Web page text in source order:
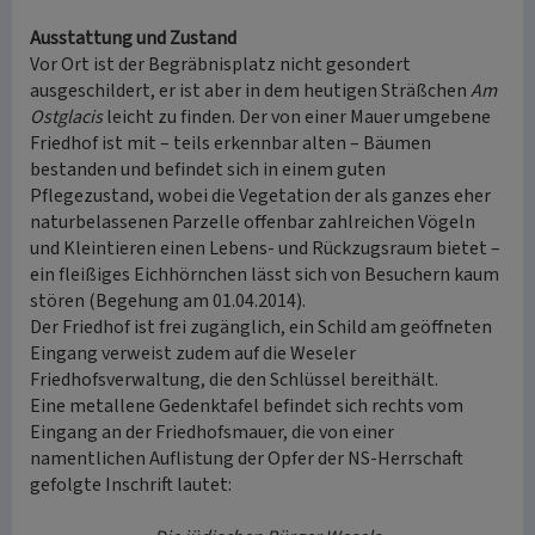
Ausstattung und Zustand
Vor Ort ist der Begräbnisplatz nicht gesondert
ausgeschildert, er ist aber in dem heutigen SträßchenAm
Ostglacisleicht zu finden. Der von einer Mauer umgebene
Friedhof ist mit – teils erkennbar alten – Bäumen
bestanden und befindet sich in einem guten
Pflegezustand, wobei die Vegetation der als ganzes eher
naturbelassenen Parzelle offenbar zahlreichen Vögeln
und Kleintieren einen Lebens- und Rückzugsraum bietet –
ein fleißiges Eichhörnchen lässt sich von Besuchern kaum
stören (Begehung am 01.04.2014).
Der Friedhof ist frei zugänglich, ein Schild am geöffneten
Eingang verweist zudem auf die Weseler
Friedhofsverwaltung, die den Schlüssel bereithält.
Eine metallene Gedenktafel befindet sich rechts vom
Eingang an der Friedhofsmauer, die von einer
namentlichen Auflistung der Opfer der NS-Herrschaft
gefolgte Inschrift lautet: